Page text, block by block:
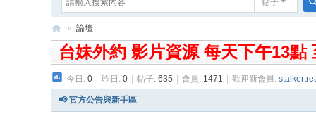
帖子
湘
暖
心
» 論壇
台妹外約 影片資源 每天下午13
今日: 0 昨日: 0 帖子: 635 會員: 1471 歡迎新會員:
📢 官方公告與新手區